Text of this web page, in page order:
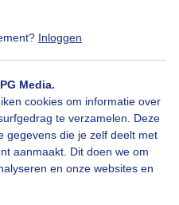
Inloggen
Media.
cookies om informatie over
te verzamelen. Deze
gegevens die je zelf deelt met
aanmaakt. Dit doen we om
en onze websites en
aub...